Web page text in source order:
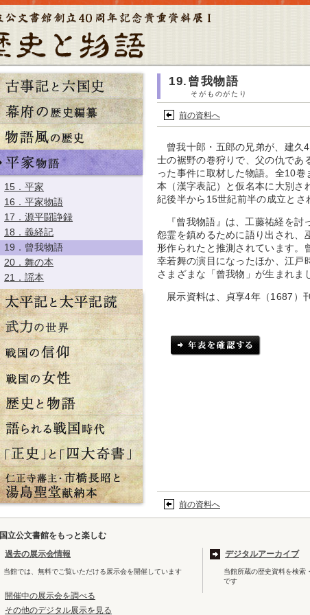
19.曾我物語
そがものがたり
前の資料へ
曾我十郎・五郎の兄弟が、建久
士の裾野の巻狩りで、父の仇であ
った事件に取材した物語。全10
本（漢字表記）と仮名本に大別さ
紀後半から15世紀前半の成立とさ
『曾我物語』は、工藤祐経を
怨霊を鎮めるために語り出され、
形作られたと推測されています。
幸若舞の演目になったほか、江戸
さまざまな「曾我物」が生まれま
展示資料は、貞享4年（1687）
前の資料へ
15．平家
16．平家物語
17．源平闘諍録
18．義経記
19．曾我物語
20．舞の本
21．謡本
国立公文書館をもっと楽しむ
過去の展示会情報
当館では、無料でご覧いただける展示会を開催しています
開催中の展示会を調べる
その他のデジタル展示を見る
デジタルアーカイブ
当館所蔵の歴史資料を検索
です